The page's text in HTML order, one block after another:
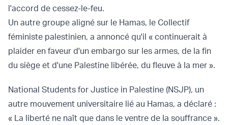
l'accord de cessez-le-feu.
Un autre groupe aligné sur le Hamas, le Collectif
féministe palestinien, a annoncé qu'il « continuerait à
plaider en faveur d'un embargo sur les armes, de la fin
du siège et d'une Palestine libérée, du fleuve à la mer ».
National Students for Justice in Palestine (NSJP), un
autre mouvement universitaire lié au Hamas, a déclaré :
« La liberté ne naît que dans le ventre de la souffrance ».